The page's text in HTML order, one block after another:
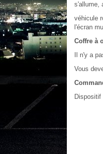
s'allume,
véhicule
l'écran
Coffre à
Il n'y a
Vous